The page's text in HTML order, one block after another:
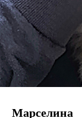
Марселина